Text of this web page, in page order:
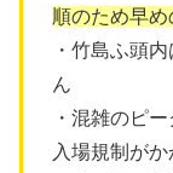
順のため早
・竹島ふ頭
ん
・混雑のピ
入場規制が